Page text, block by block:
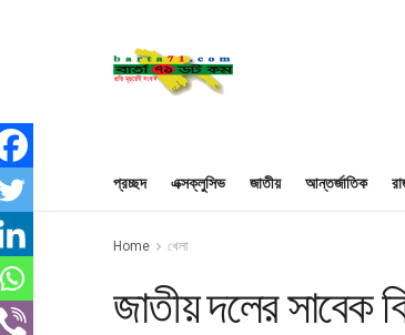
প্রচ্ছদ এক্সক্লুসিভ জাতীয় আন্তর্জাতিক
Home খেলা
জাতীয় দলের